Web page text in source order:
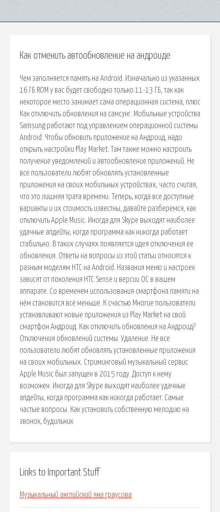
Как отменить автообновление на андроиде
Чем заполняется память на Android. Изначально из указанных
16 ГБ ROM у вас будет свободно только 11-13 ГБ, так как
некоторое место занимает сама операционная система, плюс
Как отключить обновления на самсунг. Мобильные устройства
Samsung работают под управлением операционной системы
Android. Чтобы обновить приложение на Андроид, надо
открыть настройки Play Market. Там также можно настроить
получение уведомлений и автообновление приложений. Не
все пользователи любят обновлять установленные
приложения на своих мобильных устройствах, часто считая,
что это лишняя трата времени. Теперь, когда все доступные
варианты и их стоимость известны, давайте разберемся, как
отключить Apple Music. Иногда для Skype выходят наиболее
удачные апдейты, когда программа как никогда работает
стабильно. В таких случаях появляется идея отключения ее
обновления. Ответы на вопросы из этой статьи относятся к
разным моделям HTC на Android. Названия меню и настроек
зависят от поколения HTC Sense и версии ОС в вашем
аппарате. Со временем использования смартфона памяти на
нём становится всё меньше. К счастью Многие пользователи
устанавливают новые приложения из Play Market на свой
смартфон Андроид. Как отключить обновления на Андроид?
Отключения обновлений системы. Удаление. Не все
пользователи любят обновлять установленные приложения
на своих мобильных. Стриминговый музыкальный сервис
Apple Music был запущен в 2015 году. Доступ к нему
возможен. Иногда для Skype выходят наиболее удачные
апдейты, когда программа как никогда работает. Самые
частые вопросы. Как установить собственную мелодию на
звонок, будильник
Links to Important Stuff
Музыкальный английский яна граусова